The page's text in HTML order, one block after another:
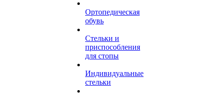
Ортопедическая
обувь
Стельки и
приспособления
для стопы
Индивидуальные
стельки